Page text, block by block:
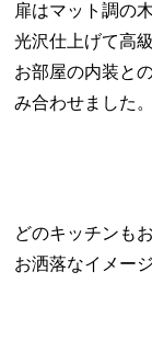
扉はマット調の
光沢仕上げて高
お部屋の内装と
み合わせました。
どのキッチンも
お洒落なイメー